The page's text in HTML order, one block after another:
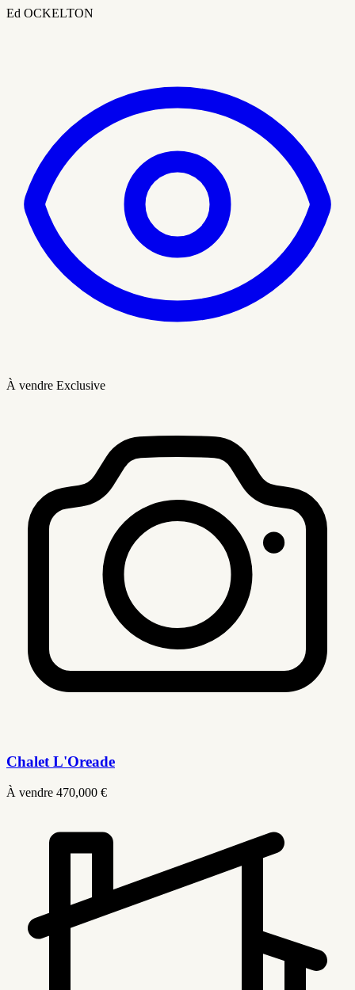
Ed OCKELTON
À vendre Exclusive
Chalet L'Oreade
À vendre 470,000 €